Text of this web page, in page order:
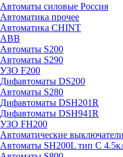
Автоматы силовые Россия
Автоматика прочее
Автоматика CHINT
ABB
Автоматы S200
Автоматы S290
УЗО F200
Дифавтоматы DS200
Автоматы S280
Дифавтоматы DSH201R
Дифавтоматы DSH941R
УЗО FH200
Автоматические
Автоматы SH200L тип С